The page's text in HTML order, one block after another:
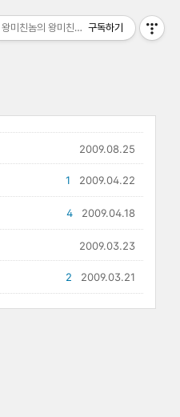
2009.08.25
2009.04.22
1
2009.04.18
4
2009.03.23
2009.03.21
2
왕미친놈의 왕미친세상구독하기